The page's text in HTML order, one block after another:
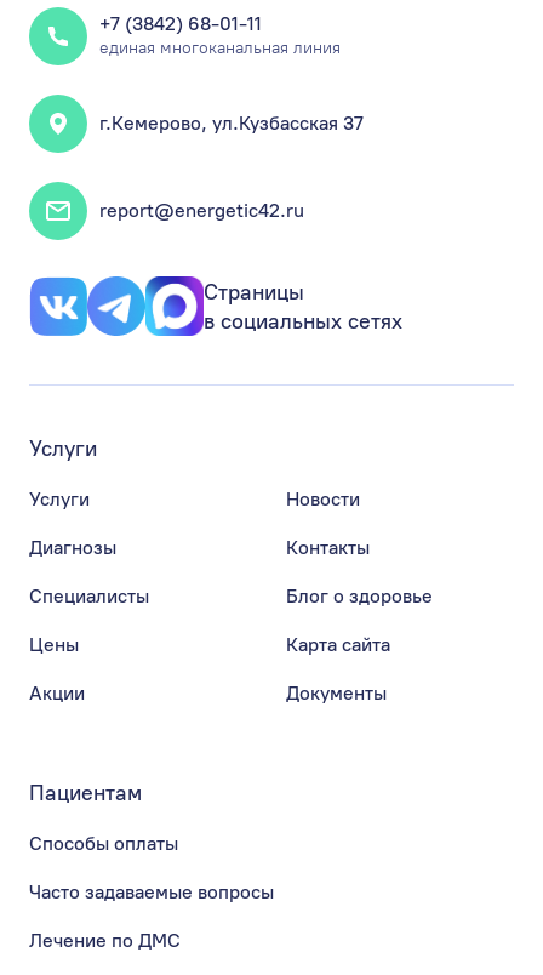
+7 (3842) 68-01-11
единая многоканальная линия
г.Кемерово, ул.Кузбасская 37
report@energetic42.ru
Страницы
в социальных сетях
Услуги
Услуги
Диагнозы
Специалисты
Цены
Акции
Новости
Контакты
Блог о здоровье
Карта сайта
Документы
Пациентам
Способы оплаты
Часто задаваемые вопросы
Лечение по ДМС